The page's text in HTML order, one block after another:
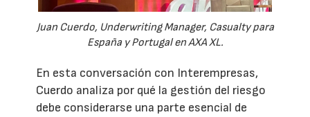
Juan Cuerdo, Underwriting Manager, Casualty para
España y Portugal en AXA XL.
En esta conversación con Interempresas,
Cuerdo analiza por qué la gestión del riesgo
debe considerarse una parte esencial de